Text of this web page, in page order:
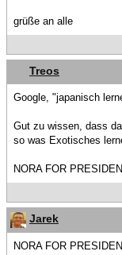
grüße an alle
Treos
Google, "japanisch
Gut zu wissen, dass
so was Exotisches
NORA FOR
Jarek
NORA FOR